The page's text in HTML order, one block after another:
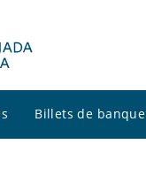
Billets de banque